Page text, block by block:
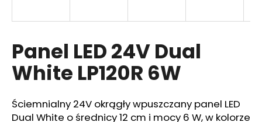
Panel LED 24V Dual
White LP120R 6W
Ściemnialny 24V okrągły wpuszczany panel LED
Dual White o średnicy 12 cm i mocy 6 W, w kolorze
SZUKAJ
P
o